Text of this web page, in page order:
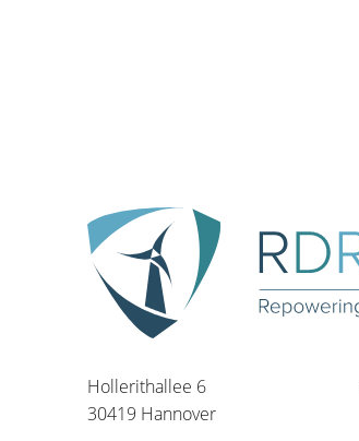
Hollerithallee 6
30419 Hannover